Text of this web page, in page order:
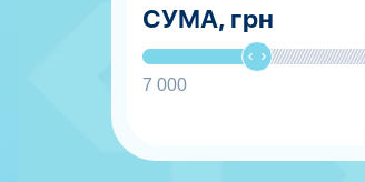
СУМА, грн
7 000